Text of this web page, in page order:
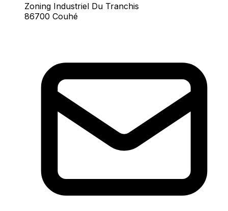
Zoning Industriel Du Tranchis
86700 Couhé